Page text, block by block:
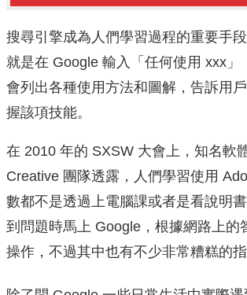
搜尋引擎成為人們學習過程的重要手
就是在 Google 輸入「任何使用 xxx」
會列出各種使用方法和圖解，告訴用
握該項技能。
在 2010 年的 SXSW 大會上，知名軟
Creative 團隊透露，人們學習使用
數都不是透過上電腦課或者是看說明
到問題時馬上 Google，根據網路上的
操作，不過其中也有不少非常糟糕的指